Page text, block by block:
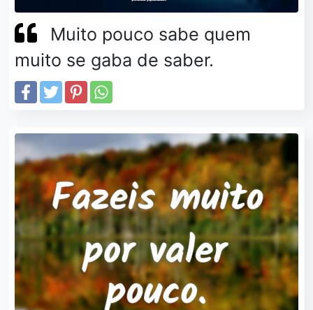
Muito pouco sabe quem
muito se gaba de saber.